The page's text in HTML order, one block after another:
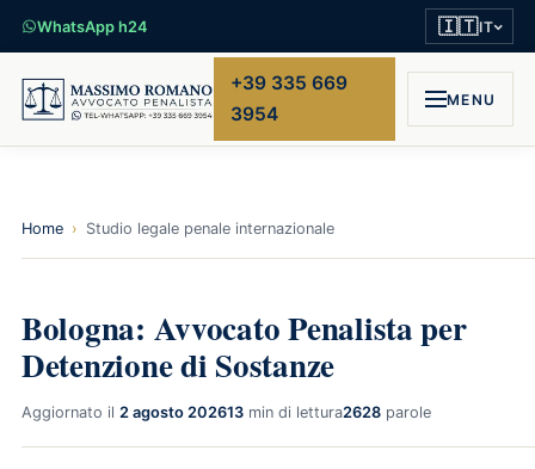
WhatsApp h24 🇮🇹IT
+39 335 669
3954
MENU
Home › Studio legale penale internazionale
Bologna: Avvocato Penalista per
Detenzione di Sostanze
Aggiornato il 2 agosto 202613 min di lettura2628 parole